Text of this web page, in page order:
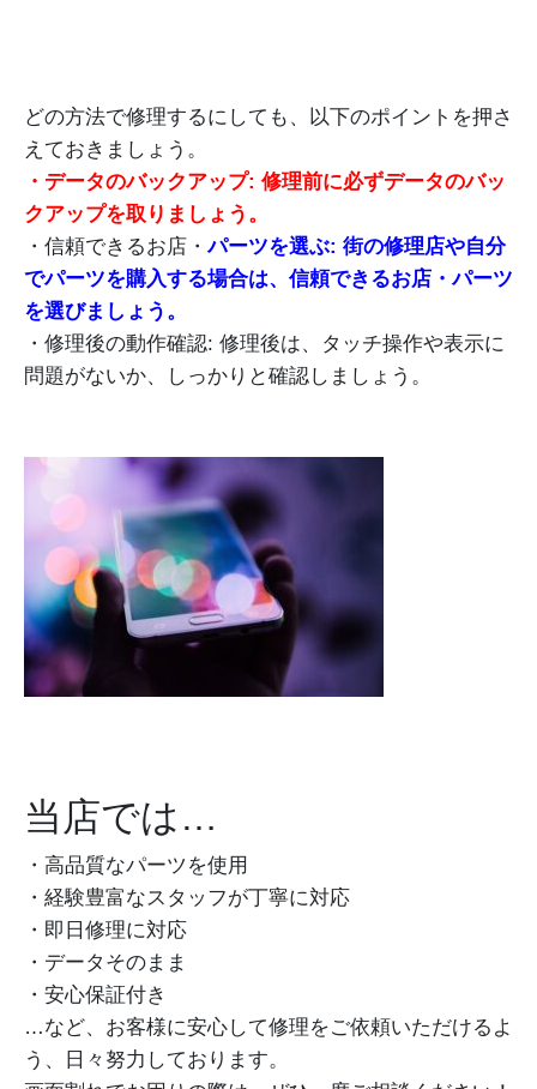
どの方法で修理するにしても、以下のポイントを押さ
えておきましょう。
・データのバックアップ: 修理前に必ずデータのバッ
クアップを取りましょう。
・信頼できるお店・パーツを選ぶ: 街の修理店や自分
でパーツを購入する場合は、信頼できるお店・パーツ
を選びましょう。
・修理後の動作確認: 修理後は、タッチ操作や表示に
問題がないか、しっかりと確認しましょう。
当店では…
・高品質なパーツを使用
・経験豊富なスタッフが丁寧に対応
・即日修理に対応
・データそのまま
・安心保証付き
…など、お客様に安心して修理をご依頼いただけるよ
う、日々努力しております。